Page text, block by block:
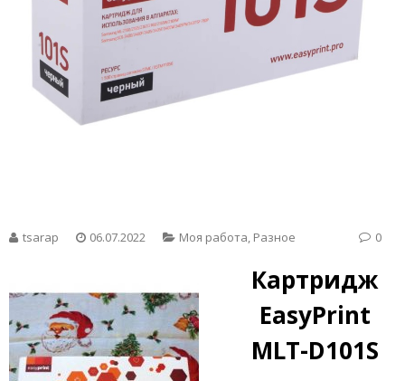
tsarap 06.07.2022 Моя работа, Разное 0
Картридж
EasyPrint
MLT-D101S